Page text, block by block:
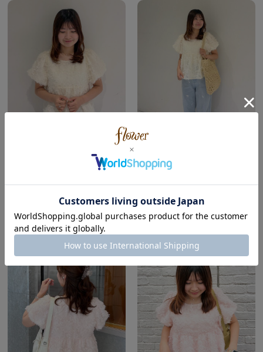
天王寺ミオ店
RISA ( Wave | Spring )
147cm
flower
天王寺ミオ店
RISA ( Wave | Spring )
147cm